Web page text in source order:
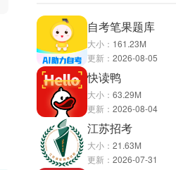
自考笔果题库
大小： 161.23M
更新： 2026-08-05
快读鸭
大小： 63.29M
更新： 2026-08-04
江苏招考
大小： 21.63M
更新： 2026-07-31